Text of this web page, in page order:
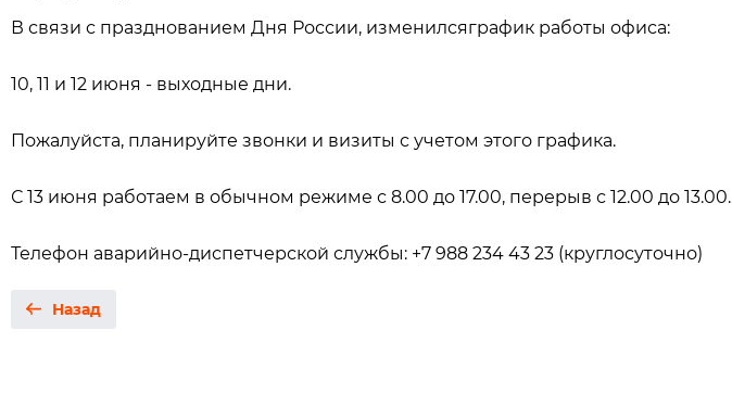
В связи с празднованием Дня России, изменилсяграфик работы офиса:
10, 11 и 12 июня - выходные дни.
Пожалуйста, планируйте звонки и визиты с учетом этого графика.
С 13 июня работаем в обычном режиме с 8.00 до 17.00, перерыв с 12.00 до 13.00.
Телефон аварийно-диспетчерской службы: +7 988 234 43 23 (круглосуточно)
Назад